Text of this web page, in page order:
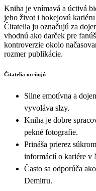
Kniha je vnímavá a úctivá
jeho život i hokejovú
Čitatelia ju označujú za
vhodnú ako darček pre
kontroverzie okolo
rozmer publikácie.
Čitatelia oceňujú
Silne emotívna a
vyvoláva slzy.
Kniha je dobre
pekné fotografie.
Prináša prierez
informácií o kariére v
Často sa odporúča
Demitru.